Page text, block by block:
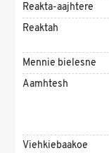
Reakta-aajhtere
Reaktah
Mennie bielesne
Aamhtesh
Viehkiebaakoe